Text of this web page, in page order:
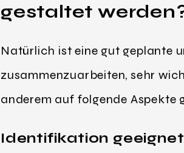
gestaltet
Natürlich ist eine gut geplante
zusammenzuarbeiten, sehr
anderem auf folgende Aspekte
Identifikation